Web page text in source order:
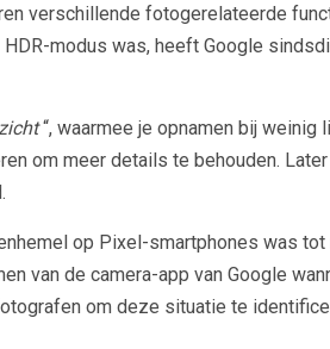
verschillende fotogerelateerde
modus was, heeft Google
“, waarmee je opnamen bij weinig
om meer details te behouden.
op Pixel-smartphones was
van de camera-app van Google
om deze situatie te